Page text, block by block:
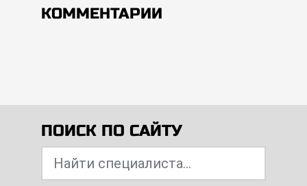
КОММЕНТАРИИ
ПОИСК ПО САЙТУ